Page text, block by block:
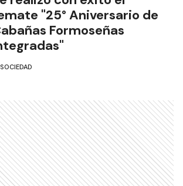
"25° Aniversario de
Formoseñas
SOCIEDAD